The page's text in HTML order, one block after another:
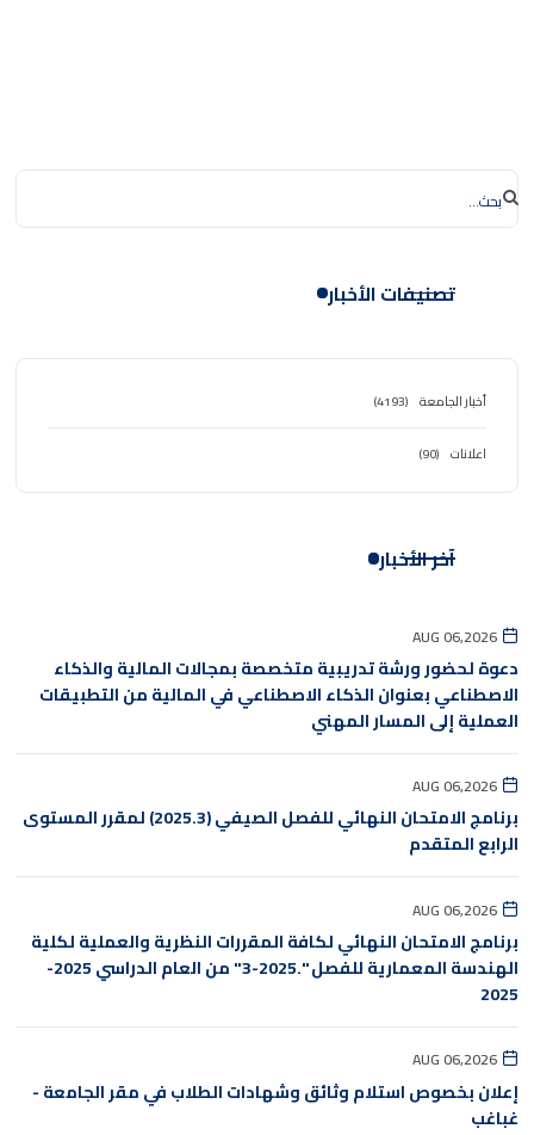
تصنيفات الأخبار
أخبار الجامعة (4193)
اعلانات (90)
آخر الأخبار
AUG 06,2026
دعوة لحضور ورشة تدريبية متخصصة بمجالات المالية والذكاء
الاصطناعي بعنوان الذكاء الاصطناعي في المالية من التطبيقات
العملية إلى المسار المهني
AUG 06,2026
برنامج الامتحان النهائي للفصل الصيفي (2025.3) لمقرر المستوى
الرابع المتقدم
AUG 06,2026
برنامج الامتحان النهائي لكافة المقررات النظرية والعملية لكلية
الهندسة المعمارية للفصل ".2025-3" من العام الدراسي 2025-
2025
AUG 06,2026
إعلان بخصوص استلام وثائق وشهادات الطلاب في مقر الجامعة -
غباغب